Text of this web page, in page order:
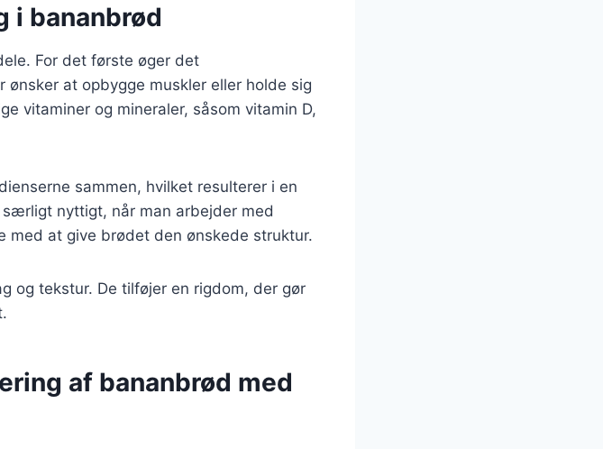
i bananbrød
For det første øger det
at opbygge muskler eller holde sig
vitaminer og mineraler, såsom vitamin D,
sammen, hvilket resulterer i en
nyttigt, når man arbejder med
at give brødet den ønskede struktur.
og tekstur. De tilføjer en rigdom, der gør
af bananbrød med